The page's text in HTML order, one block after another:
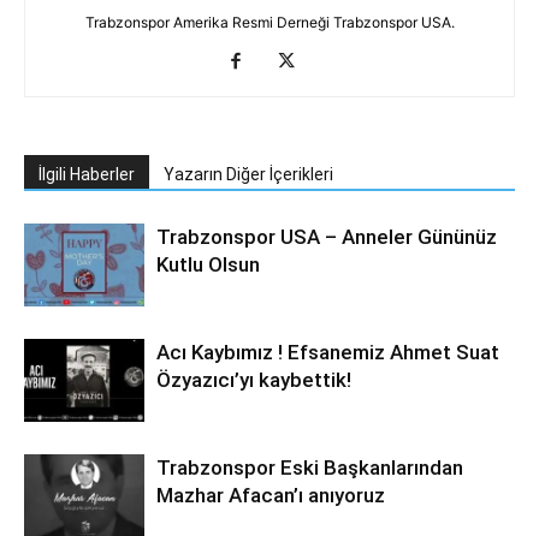
Trabzonspor Amerika Resmi Derneği Trabzonspor USA.
İlgili Haberler Yazarın Diğer İçerikleri
Trabzonspor USA – Anneler Gününüz
Kutlu Olsun
Acı Kaybımız ! Efsanemiz Ahmet Suat
Özyazıcı’yı kaybettik!
Trabzonspor Eski Başkanlarından
Mazhar Afacan’ı anıyoruz